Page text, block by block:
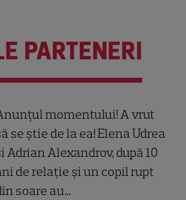
PARTENERI
momentului! A vrut
se știe de la ea! Elena Udrea
Adrian Alexandrov, după 10
de relație și un copil rupt
soare au...